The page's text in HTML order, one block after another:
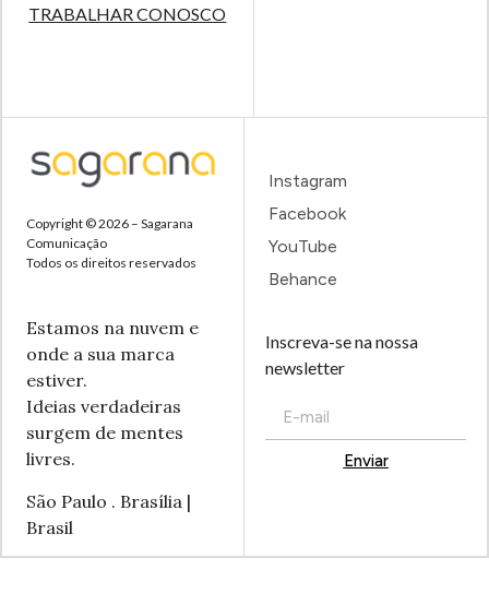
TRABALHAR CONOSCO
Copyright © 2026 – Sagarana
Comunicação
Todos os direitos reservados
Estamos na nuvem e
onde a sua marca
estiver.
Ideias verdadeiras
surgem de mentes
livres.
São Paulo . Brasília |
Brasil
Instagram
Facebook
YouTube
Behance
Inscreva-se na nossa
newsletter
Enviar